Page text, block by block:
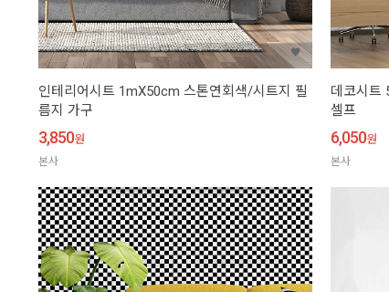
인테리어시트 1mX50cm 스톤연회색/시트지 필
름지 가구
3,850원
본사
데코시트
셀프
6,050원
본사